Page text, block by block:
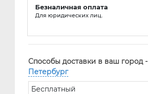
Безналичная оплата
Для юридических лиц.
Способы доставки в ваш город -
Петербург
Бесплатный